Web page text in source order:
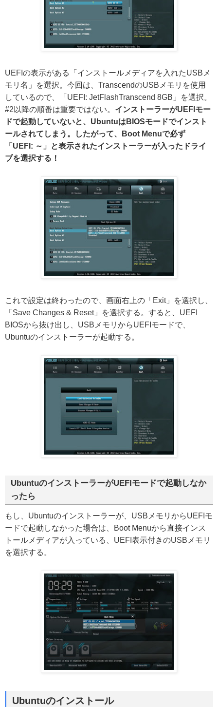
UEFIの表示がある「インストールメディアを入れたUSBメ
モリ名」を選択。今回は、TranscendのUSBメモリを使用
しているので、「UEFI: JetFlashTranscend 8GB」を選択。
#2以降の順番は重要ではない。 インストーラーがUEFIモー
ドで起動していないと、UbuntuはBIOSモードでインスト
ールされてしまう。したがって、Boot Menuで必ず
「UEFI: ～」と表示されたインストーラーが入ったドライ
ブを選択する！
これで設定は終わったので、画面右上の「Exit」を選択し、
「Save Changes & Reset」を選択する。すると、UEFI
BIOSから抜け出し、USBメモリからUEFIモードで、
Ubuntuのインストーラーが起動する。
UbuntuのインストーラーがUEFIモードで起動しなか
ったら
もし、Ubuntuのインストーラーが、USBメモリからUEFIモ
ードで起動しなかった場合は、Boot Menuから直接インス
トールメディアが入っている、UEFI表示付きのUSBメモリ
を選択する。
Ubuntuのインストール